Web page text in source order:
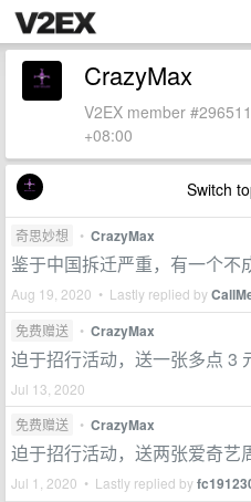
CrazyMax
V2EX member
+08:00
Switch
奇思妙想 • CrazyMax
鉴于中国拆迁严重，有一个不
Aug 19, 2020 • Lastly replied by
免费赠送 • CrazyMax
迫于招行活动，送一张多点 3
Jul 13, 2020
免费赠送
• CrazyMax
迫于招行活动，送两张爱奇艺
Jul 1, 2020 • Lastly replied by